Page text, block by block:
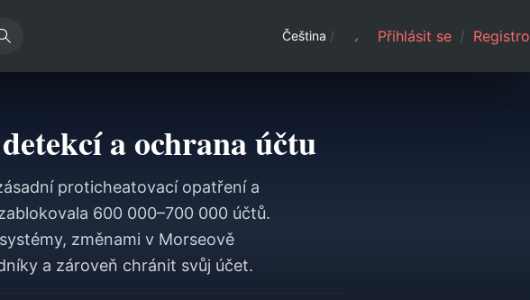
Čeština / Přihlásit se /
a ochrana účtu
proticheatovací opatření a
600 000–700 000 účtů.
změnami v Morseově
a zároveň chránit svůj účet.